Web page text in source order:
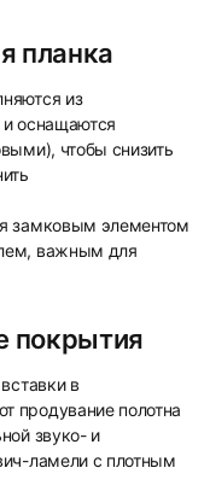
планка
из
оснащаются
чтобы снизить
замковым элементом
важным для
покрытия
в
продувание полотна
звуко- и
ламели с плотным